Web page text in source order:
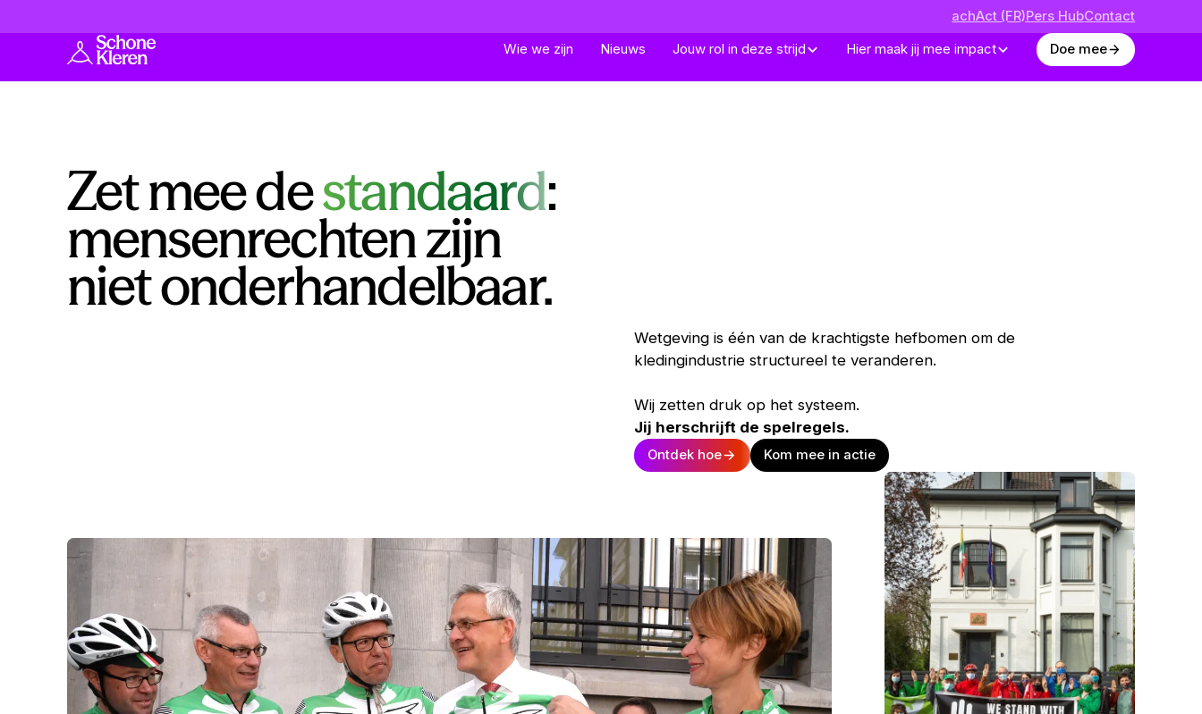
achAct (FR)Pers HubContact
Wie we zijn Nieuws Jouw rol in deze strijd Hier maak jij mee impact Doe mee
Zet mee destandaard:
mensenrechten zijn
niet onderhandelbaar.
Wetgeving is één van de krachtigste hefbomen om de
kledingindustrie structureel te veranderen.
Wij zetten druk op het systeem.
Jij herschrijft de spelregels.
Ontdek hoe Kom mee in actie